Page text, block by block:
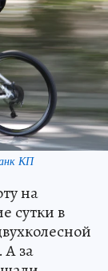
КП
на
сутки в
А за